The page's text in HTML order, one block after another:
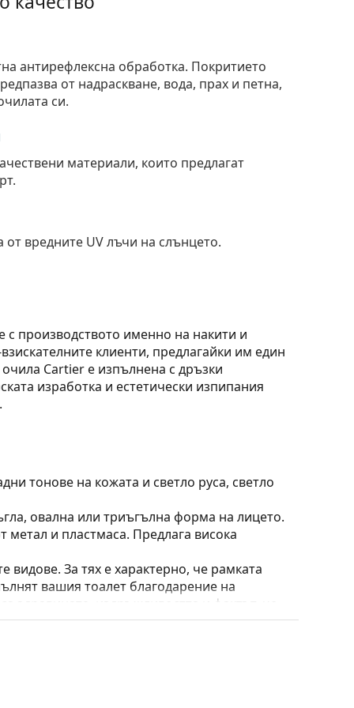
антирефлексна обработка. Покритието
от надраскване, вода, прах и петна,
си.
материали, които предлагат
вредните UV лъчи на слънцето.
с производството именно на накити и
клиенти, предлагайки им един
Cartier е изпълнена с дръзки
изработка и естетически изпипания
тонове на кожата и светло руса, светло
овална или триъгълна форма на лицето.
и пластмаса. Предлага висока
видове. За тях е характерно, че рамката
вашия тоалет благодарение на
здравината, издръжливостта и фактът, че
срещу повреди. Този тип рамка е подходяща
мощност.
текстилна торбичка. Цветът на калъфа